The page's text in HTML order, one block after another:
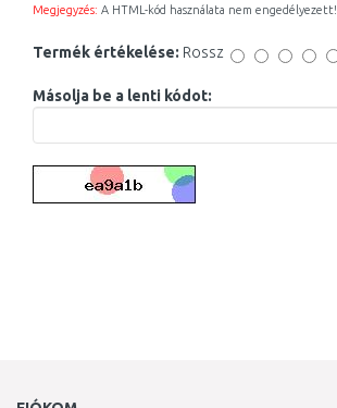
Megjegyzés: A HTML-kód használata nem engedélyezett!
Termék értékelése: Rossz
Másolja be a lenti kódot: